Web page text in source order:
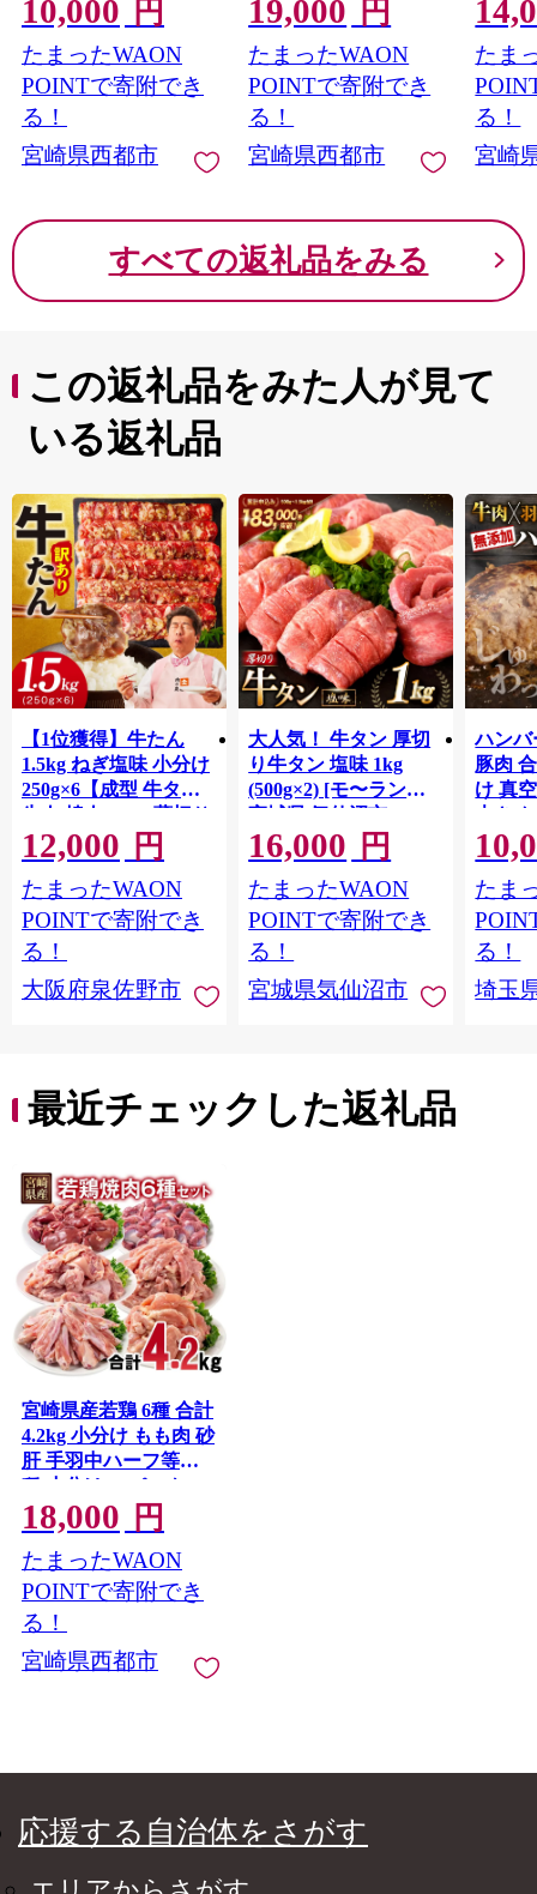
身 鶏モモ肉 国産
10,000 円
たまったWAON
POINTで寄附でき
る！
宮崎県西都市
理大臣賞4連覇＜47-
15b＞
19,000 円
たまったWAON
POINTで寄附でき
る！
宮崎県西都市
も身
たま
る！
宮崎
すべての返礼品をみる
この返礼品をみた人が見て
いる返礼品
【1位獲得】牛たん
1.5kg ねぎ塩味 小分け
250g×6【成型 牛タン
牛肉 焼肉 BBQ 薄切り
ぎゅうたん スライス
訳あり サイズ不揃
い】 G4721
12,000 円
たまったWAON
POINTで寄附でき
る！
大阪府泉佐野市
大人気！ 牛タン 厚切
り牛タン 塩味 1kg
(500g×2) [モ〜ランド
宮城県 気仙沼市
20564660] 肉 牛肉 精肉
牛たん 牛タン塩 牛た
ん塩 冷凍 焼肉 BBQ ア
ウトドア バーベキュ
ー 厚切り タン
16,000 円
たまったWAON
POINTで寄附でき
る！
宮城県気仙沼市
ハンバ
豚肉
け 真
大き
保存
淡路島
ポーク
き肉
ず 惣
まみ
んのお
たま
る！
埼玉
最近チェックした返礼品
宮崎県産若鶏 6種 合計
4.2kg 小分け もも肉 砂
肝 手羽中ハーフ等々6
種 小分け 15パック＜
70-11a＞
18,000 円
たまったWAON
POINTで寄附でき
る！
宮崎県西都市
応援する自治体をさがす